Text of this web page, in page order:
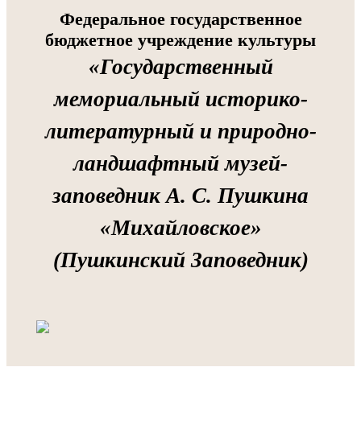
Федеральное государственное
бюджетное учреждение культуры
«Государственный
мемориальный историко-
литературный и природно-
ландшафтный музей-
заповедник А. С. Пушкина
«Михайловское»
(Пушкинский Заповедник)